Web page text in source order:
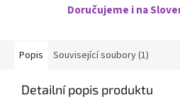
Doručujeme i na
Popis Související soubory (1)
Detailní popis produktu